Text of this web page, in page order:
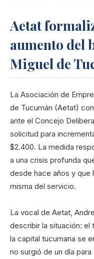
Aetat
aumento del
Miguel de
La Asociación de
de Tucumán (Aetat)
ante el Concejo
solicitud para
$2.400. La medida
a una crisis profunda
desde hace años y que
misma del servicio.
La vocal de Aetat,
describir la situación: el
la capital tucumana se
no surgió de un día